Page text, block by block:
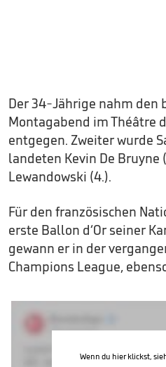
Der 34-Jährige nahm den
Montagabend im Théâtre
entgegen. Zweiter wurde
landeten Kevin De Bruyne
Lewandowski (4.).
Für den französischen
erste Ballon d‘Or seiner
gewann er in der
Champions League,
Wenn du hier klickst,